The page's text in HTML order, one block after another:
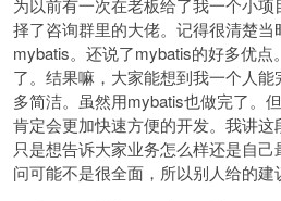
为以前有一次在老板给了我一个小
择了咨询群里的大佬。记得很清楚当
mybatis。还说了mybatis的好多优点
了。结果嘛，大家能想到我一个人
多简洁。虽然用mybatis也做完了。
肯定会更加快速方便的开发。我讲这
只是想告诉大家业务怎么样还是自
问可能不是很全面，所以别人给的建